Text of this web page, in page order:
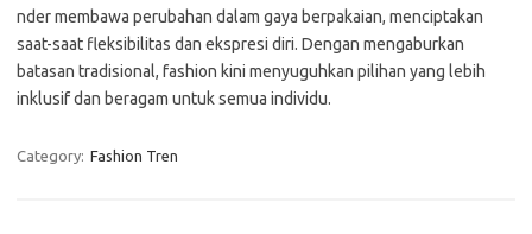
nder membawa perubahan dalam gaya berpakaian, menciptakan
saat-saat fleksibilitas dan ekspresi diri. Dengan mengaburkan
batasan tradisional, fashion kini menyuguhkan pilihan yang lebih
inklusif dan beragam untuk semua individu.
Category: Fashion Tren